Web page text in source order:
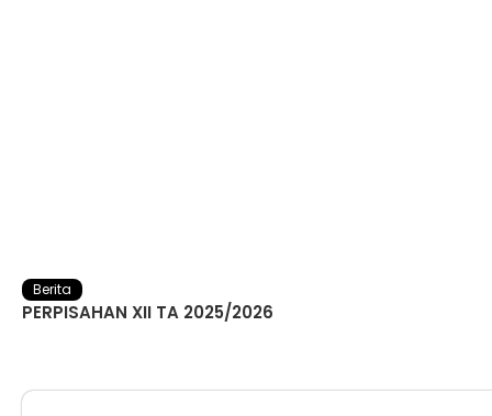
Berita
PERPISAHAN XII TA 2025/2026